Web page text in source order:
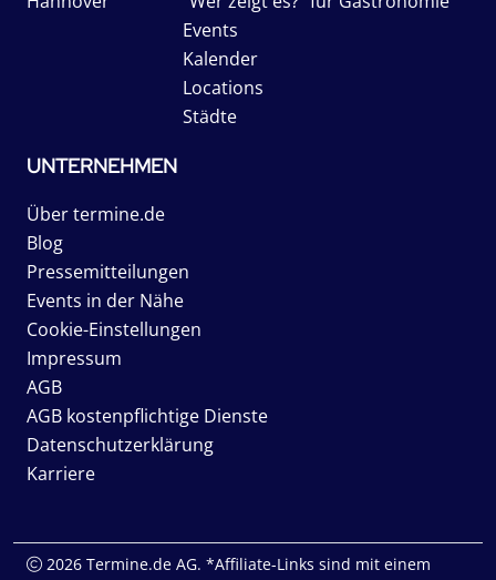
Events
Kalender
Locations
Städte
UNTERNEHMEN
Über termine.de
Blog
Pressemitteilungen
Events in der Nähe
Cookie-Einstellungen
Impressum
AGB
AGB kostenpflichtige Dienste
Datenschutzerklärung
Karriere
2026 Termine.de AG. *Affiliate-Links sind mit einem